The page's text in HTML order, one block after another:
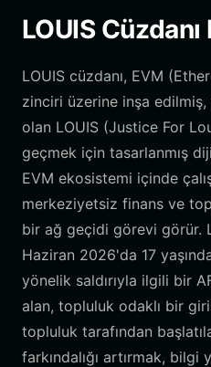
LOUIS
LOUIS cüzdanı, EVM
zinciri üzerine inşa
olan LOUIS (Justice For
geçmek için tasarlanmış
EVM ekosistemi içinde
merkeziyetsiz finans ve
bir ağ geçidi görevi görür.
Haziran 2026'da 17
yönelik saldırıyla ilgili bir
alan, topluluk odaklı bir
topluluk tarafından
farkındalığı artırmak, bilgi